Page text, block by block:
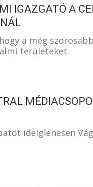
IGAZGATÓ A
a még
területeket.
ideiglenesen